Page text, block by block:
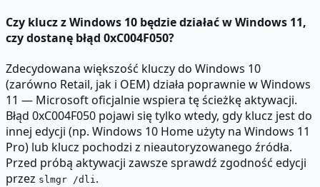
Czy klucz z Windows 10 będzie działać w Windows 11,
czy dostanę błąd 0xC004F050?
Zdecydowana większość kluczy do Windows 10
(zarówno Retail, jak i OEM) działa poprawnie w Windows
11 — Microsoft oficjalnie wspiera tę ścieżkę aktywacji.
Błąd 0xC004F050 pojawi się tylko wtedy, gdy klucz jest do
innej edycji (np. Windows 10 Home użyty na Windows 11
Pro) lub klucz pochodzi z nieautoryzowanego źródła.
Przed próbą aktywacji zawsze sprawdź zgodność edycji
przez slmgr /dli .